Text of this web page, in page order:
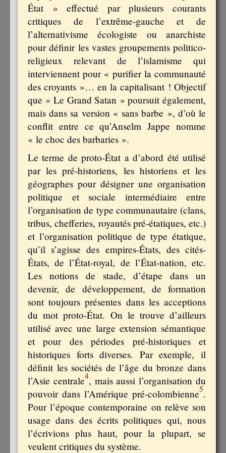
État » effectué par plusieurs courants
critiques de l’extrême-gauche et de
l’alternativisme écologiste ou anarchiste
pour définir les vastes groupements politico-
religieux relevant de l’islamisme qui
interviennent pour « purifier la communauté
des croyants »… en la capitalisant ! Objectif
que « Le Grand Satan » poursuit également,
mais dans sa version « sans barbe », d’où le
conflit entre ce qu’Anselm Jappe nomme
« le choc des barbaries ».
Le terme de proto-État a d’abord été utilisé
par les pré-historiens, les historiens et les
géographes pour désigner une organisation
politique et sociale intermédiaire entre
l’organisation de type communautaire (clans,
tribus, chefferies, royautés pré-étatiques, etc.)
et l’organisation politique de type étatique,
qu’il s’agisse des empires-États, des cités-
États, de l’État-royal, de l’État-nation, etc.
Les notions de stade, d’étape dans un
devenir, de développement, de formation
sont toujours présentes dans les acceptions
du mot proto-État. On le trouve d’ailleurs
utilisé avec une large extension sémantique
et pour des périodes pré-historiques et
historiques forts diverses. Par exemple, il
définit les sociétés de l’âge du bronze dans
l’Asie centrale4, mais aussi l’organisation du
pouvoir dans l’Amérique pré-colombienne5.
Pour l’époque contemporaine on relève son
usage dans des écrits politiques qui, nous
l’écrivions plus haut, pour la plupart, se
veulent critiques du système.